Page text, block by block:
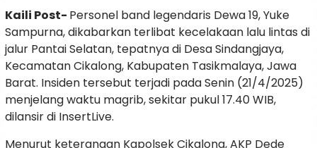
Kaili Post- Personel band legendaris Dewa 19, Yuke
Sampurna, dikabarkan terlibat kecelakaan lalu lintas di
jalur Pantai Selatan, tepatnya di Desa Sindangjaya,
Kecamatan Cikalong, Kabupaten Tasikmalaya, Jawa
Barat. Insiden tersebut terjadi pada Senin (21/4/2025)
menjelang waktu magrib, sekitar pukul 17.40 WIB,
dilansir di InsertLive.
Menurut keterangan Kapolsek Cikalong, AKP Dede